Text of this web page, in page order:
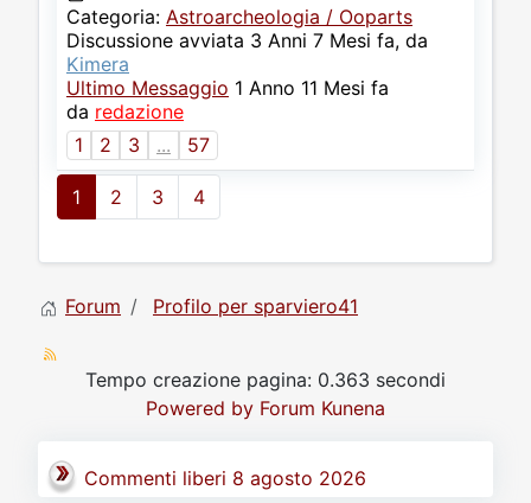
Categoria: Astroarcheologia / Ooparts
Discussione avviata 3 Anni 7 Mesi fa, da
Kimera
Ultimo Messaggio 1 Anno 11 Mesi fa
da redazione
1
2 3 ... 57
1 2 3 4
Forum Profilo per sparviero41
Tempo creazione pagina: 0.363 secondi
Powered by Forum Kunena
Commenti liberi 8 agosto 2026